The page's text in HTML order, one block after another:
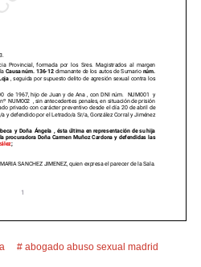
abogado abuso sexual madrid